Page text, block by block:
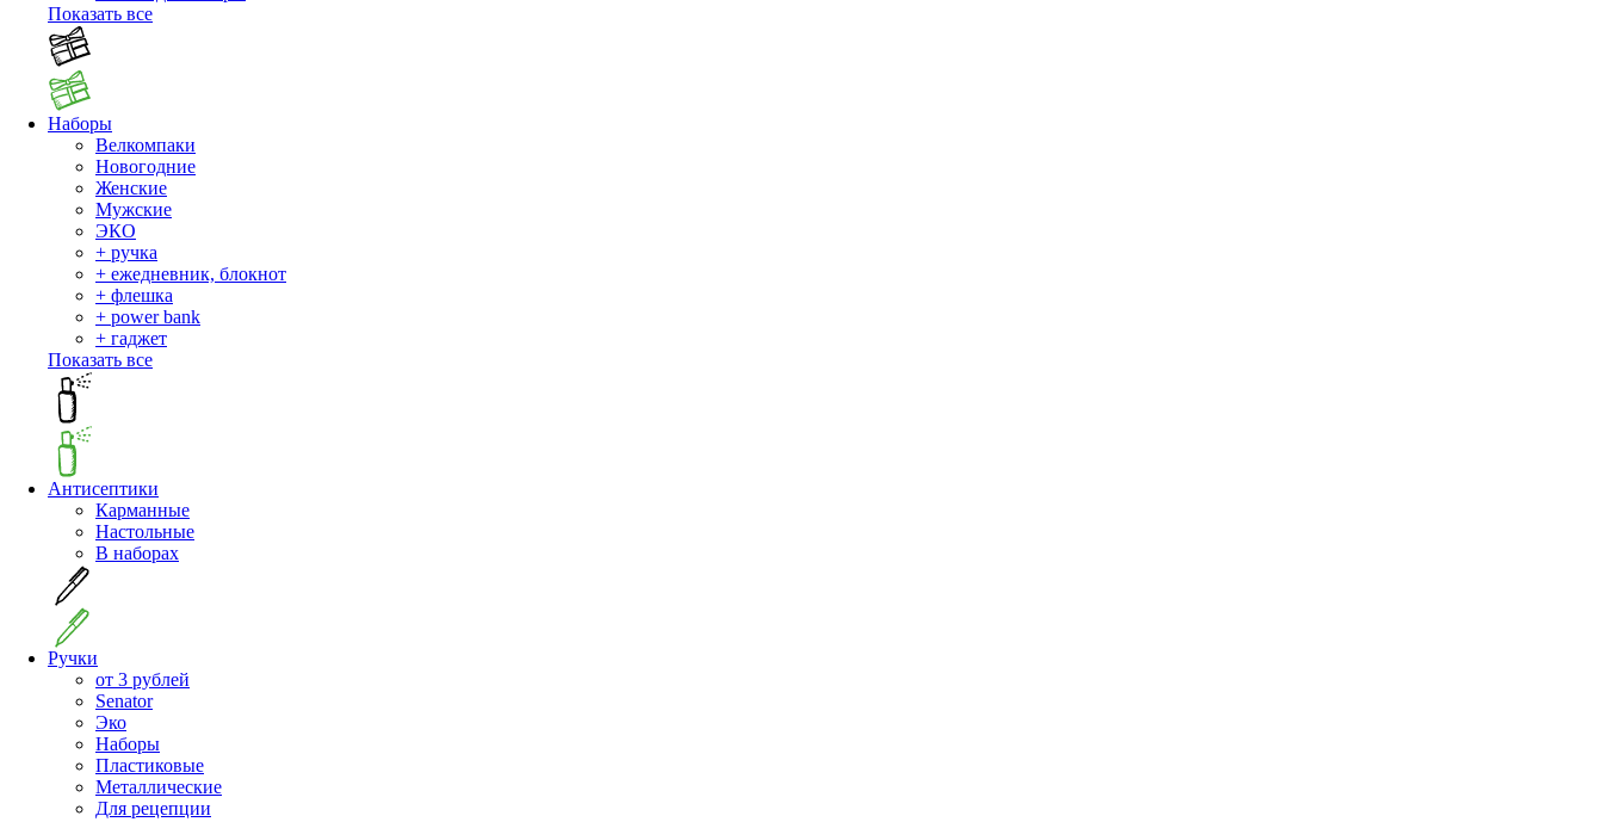
Показать все
Наборы
Велкомпаки
Новогодние
Женские
Мужские
ЭКО
+ ручка
+ ежедневник, блокнот
+ флешка
+ power bank
+ гаджет
Показать все
Антисептики
Карманные
Настольные
В наборах
Ручки
от 3 рублей
Senator
Эко
Наборы
Пластиковые
Металлические
Для рецепции